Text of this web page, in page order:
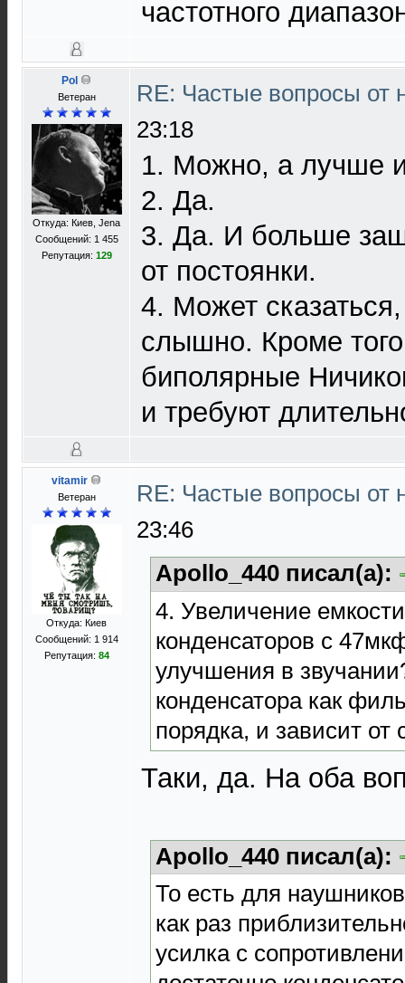
частотного
Pol
Ветеран
Откуда: Киев, Jena
Сообщений: 1 455
Репутация: 129
RE: Частые вопросы от
23:18
1. Можно, а лучше
2. Да.
3. Да. И больше
от постоянки.
4. Может
слышно. Кроме того
биполярные
и требуют
vitamir
Ветеран
Откуда: Киев
Сообщений: 1 914
Репутация: 84
RE: Частые вопросы от
23:46
Apollo_440 писал(а):
4. Увеличение
конденсаторов с
улучшения в
конденсатора как
порядка, и зависит от
Таки, да. На оба
Apollo_440 писал(а):
То есть для
как раз
усилка с